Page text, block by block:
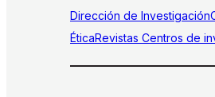
Dirección de Investigación
ÉticaRevistas Centros de